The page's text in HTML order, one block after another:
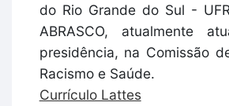
do Rio Grande do Sul -
ABRASCO, atualmente
presidência, na Comissão
Racismo e Saúde.
Currículo Lattes